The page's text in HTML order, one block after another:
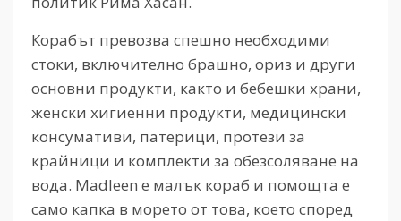
Корабът превозва спешно необходими
стоки, включително брашно, ориз и други
основни продукти, както и бебешки храни,
женски хигиенни продукти, медицински
консумативи, патерици, протези за
крайници и комплекти за обезсоляване на
вода. Madleen е малък кораб и помощта е
само капка в морето от това, което според